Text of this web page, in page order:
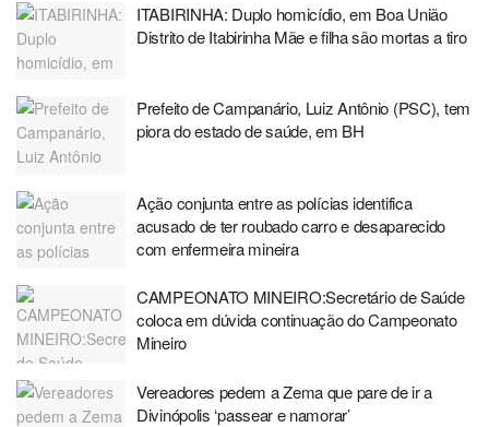
ITABIRINHA: Duplo homicídio, em Boa União
Distrito de Itabirinha Mãe e filha são mortas a tiro
Prefeito de Campanário, Luiz Antônio (PSC), tem
piora do estado de saúde, em BH
Ação conjunta entre as polícias identifica
acusado de ter roubado carro e desaparecido
com enfermeira mineira
CAMPEONATO MINEIRO:Secretário de Saúde
coloca em dúvida continuação do Campeonato
Mineiro
Vereadores pedem a Zema que pare de ir a
Divinópolis ‘passear e namorar’